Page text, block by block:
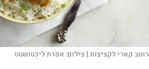
רוטב קארי לקציצות | צילום:אפרת ליכטנשטט